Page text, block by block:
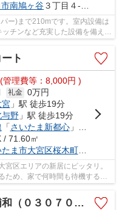
市南鳩ヶ谷３丁目４-２０
ー)まで210mです。室内設備は
チンなど充実した設備を備え付
ト
(管理費等：8,000円 )
礼金 0万円
宮」駅 徒歩19分
与野」駅 徒歩19分
「さいたま新都心」駅 徒歩22分
/ 71.60㎡
たま市大宮区桜木町４丁目５
宮区エリアの新居にピッタリ。
ため、家で何時間も待機する必
０３０７０５）